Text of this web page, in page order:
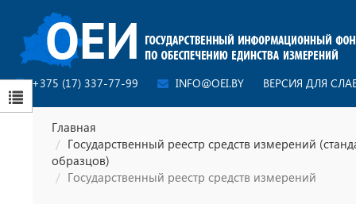
+375 (17) 337-77-99 INFO@OEI.BY ВЕРСИЯ ДЛЯ
Главная
Государственный реестр средств измерений
образцов)
Государственный реестр средств измерений